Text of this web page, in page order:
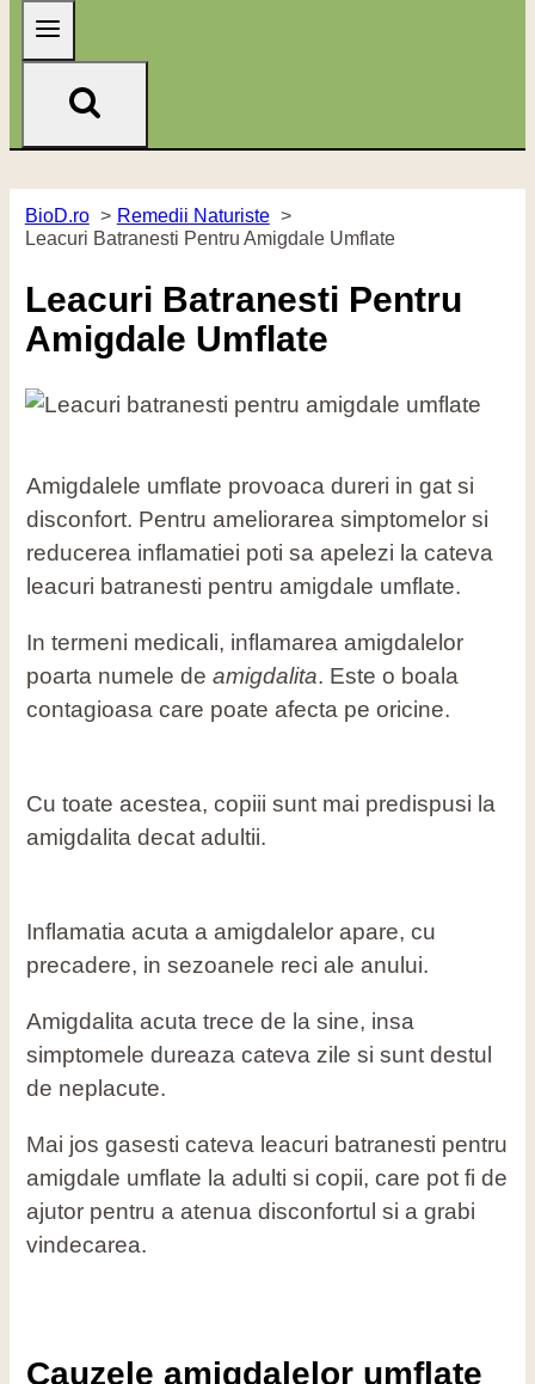
BioD.ro
Remedii Naturiste
Leacuri Batranesti Pentru Amigdale Umflate
Leacuri Batranesti Pentru
Amigdale Umflate
Amigdalele umflate provoaca dureri in gat si
disconfort. Pentru ameliorarea simptomelor si
reducerea inflamatiei poti sa apelezi la cateva
leacuri batranesti pentru amigdale umflate.
In termeni medicali, inflamarea amigdalelor
poarta numele de amigdalita. Este o boala
contagioasa care poate afecta pe oricine.
Cu toate acestea, copiii sunt mai predispusi la
amigdalita decat adultii.
Inflamatia acuta a amigdalelor apare, cu
precadere, in sezoanele reci ale anului.
Amigdalita acuta trece de la sine, insa
simptomele dureaza cateva zile si sunt destul
de neplacute.
Mai jos gasesti cateva leacuri batranesti pentru
amigdale umflate la adulti si copii, care pot fi de
ajutor pentru a atenua disconfortul si a grabi
vindecarea.
Cauzele amigdalelor umflate